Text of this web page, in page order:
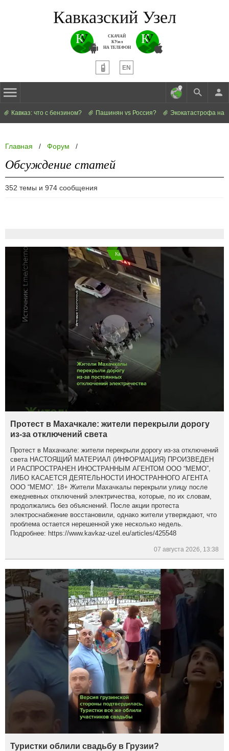
Кавказский Узел
СКАЧАЙ
КУзел
НА ТЕЛЕФОН
EN
Кавказ: что с бензином? Пашинян vs Россия? Экокатастрофа на
Главная / Форум /
Обсуждение статей
352 темы и 974 сообщения
Протест в Махачкале: жители перекрыли дорогу
из-за отключений света
Протест в Махачкале: жители перекрыли дорогу из-за отключений
света НАСТОЯЩИЙ МАТЕРИАЛ (ИНФОРМАЦИЯ) ПРОИЗВЕДЕН
И РАСПРОСТРАНЕН ИНОСТРАННЫМ АГЕНТОМ ООО “МЕМО”,
ЛИБО КАСАЕТСЯ ДЕЯТЕЛЬНОСТИ ИНОСТРАННОГО АГЕНТА
ООО “МЕМО”. 18+ Жители Махачкалы перекрыли улицу после
ежедневных отключений электричества, которые, по их словам,
продолжались без объяснений. После акции протеста
электроснабжение восстановили, однако жители утверждают, что
проблема остается нерешенной уже несколько недель.
Подробнее: https://www.kavkaz-uzel.eu/articles/425548
07 августа 2026, 13:38
Туристки облили свадьбу в Грузии?